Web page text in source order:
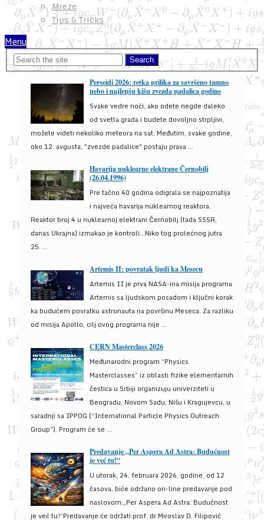
Mreze
Tips & Tricks
Menu
Perseidi 2026: retka prilika za savršeno tamno
nebo i najlepšu kišu zvezda padalica godine
Svake vedre noći, ako odete negde daleko
od svetla grada i budete dovoljno strpljivi,
možete videti nekoliko meteora na sat. Međutim, svake godine,
oko 12. avgusta, "zvezde padalice" postaju prava ...
Havarija nuklearne elektrane Černobilj
(26.04.1996)
Pre tačno 40 godina odigrala se najpoznatija
i najveća havarija nuklearnog reaktora.
Reaktor broj 4 u nuklearnoj elektrani Černobilj (tada SSSR,
danas Ukrajna) izmakao je kontroli...Niko tog prolećnog jutra
25. ...
Artemis II: povratak ljudi ka Mesecu
Artemis II je prva NASA-ina misija programa
Artemis sa ljudskom posadom i ključni korak
ka budućem povratku astronauta na površinu Meseca. Za razliku
od misija Apollo, cilj ovog programa nije ...
CERN Masterclass 2026
Međunarodni program “Physics
Masterclasses” iz oblasti fizike elementarnih
čestica u Srbiji organizuju univerziteti u
Beogradu, Novom Sadu, Nišu i Kragujevcu, u
saradnji sa IPPOG (“International Particle Physics Outreach
Group”). Program će se ...
Predavanje „Per Aspera Ad Astra: Budućnost
je već tu!“
U utorak, 24. februara 2026. godine, od 12
časova, biće održano on-line predavanje pod
naslovom:„Per Aspera Ad Astra: Budućnost
je već tu!“Predavanje će održati prof. dr Miroslav D. Filipović